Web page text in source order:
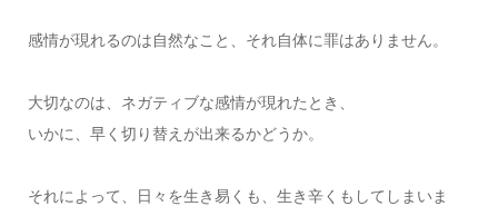
感情が現れるのは自然なこと、それ自体に罪はありません。
大切なのは、ネガティブな感情が現れたとき、
いかに、早く切り替えが出来るかどうか。
それによって、日々を生き易くも、生き辛くもしてしまいま